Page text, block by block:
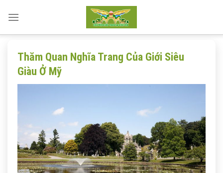
Thăm Quan Nghĩa Trang Của Giới Siêu
Giàu Ở Mỹ